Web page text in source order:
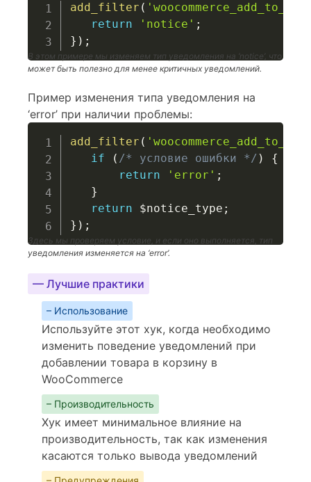
add_filter (
return
'notice' ;
} ) ;
В этом примере мы изменяем тип уведомления на ‘notice’, что
может быть полезно для менее критичных уведомлений.
Пример изменения типа уведомления на
‘error’ при наличии проблемы:
add_filter (
if
( /* условие ошибки */ )
{
return
'error' ;
}
return
$notice_type ;
} ) ;
Здесь мы проверяем условие, и если оно выполняется, тип
уведомления изменяется на ‘error’.
— Лучшие практики
– Использование
Используйте этот хук, когда необходимо
изменить поведение уведомлений при
добавлении товара в корзину в
WooCommerce
– Производительность
Хук имеет минимальное влияние на
производительность, так как изменения
касаются только вывода уведомлений